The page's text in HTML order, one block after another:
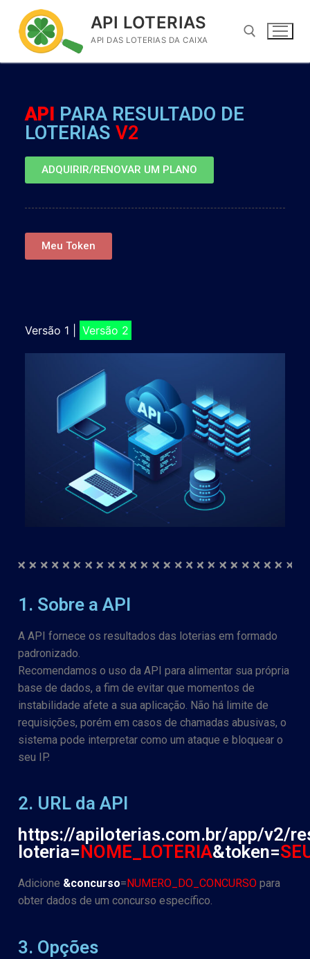
API LOTERIAS
API DAS LOTERIAS DA CAIXA
API PARA RESULTADO DE
LOTERIAS V2
ADQUIRIR/RENOVAR UM PLANO
Meu Token
Versão 1 Versão 2
1. Sobre a API
A API fornece os resultados das loterias em formado
padronizado.
Recomendamos o uso da API para alimentar sua própria
base de dados, a fim de evitar que momentos de
instabilidade afete a sua aplicação. Não há limite de
requisições, porém em casos de chamadas abusivas, o
sistema pode interpretar como um ataque e bloquear o
seu IP.
2. URL da API
https://apiloterias.com.br/app/v2/
loteria=NOME_LOTERIA&token=
Adicione &concurso= NUMERO_DO_CONCURSO para
obter dados de um concurso específico.
3. Opções